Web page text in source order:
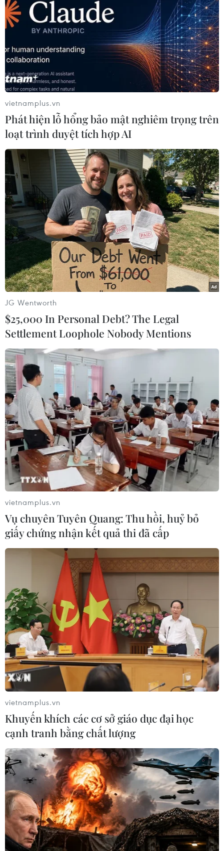
#Mưa lũ #Yên Bái #Sạt lở đất
#Xả lũ thủy điện
Theo dõi VietnamPlus
TIN LIÊN QUAN
Mưa dông khắp cả nước, cảnh báo lũ quét
tại các tỉnh miền núi Bắc Bộ
29/08/2024 22:59
Khu vực Bắc Bộ, Thanh Hóa, Nghệ An, Tây Nguyên và
Nam Bộ có mưa rào và dông, cục bộ có mưa to đến rất
to với lượng mưa từ 20-40mm, có nơi trên 90mm (thời
gian mưa tập trung vào chiều tối và đêm).
Cao Bằng nhanh chóng "4 tại chỗ" khắc
phục hậu quả mưa lũ Cao Bằng
26/08/2024 04:57
Trước tình hình mưa lũ nghiêm trọng, Ủy ban Nhân dân
tỉnh Cao Bằng đã ban hành Công văn về việc tập trung
khắc phục hậu quả mưa lũ và chủ động ứng phó với
thiên tai.
vietnamplus.vn
Phát hiện lỗ hổng bảo mật nghiêm trọng trên
loạt trình duyệt tích hợp AI
JG Wentworth
$25,000 In Personal Debt? The Legal
Settlement Loophole Nobody Mentions
vietnamplus.vn
Vụ chuyên Tuyên Quang: Thu hồi, huỷ bỏ
giấy chứng nhận kết quả thi đã cấp
vietnamplus.vn
Khuyến khích các cơ sở giáo dục đại học
cạnh tranh bằng chất lượng